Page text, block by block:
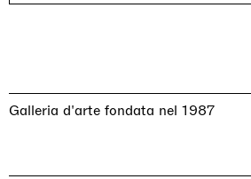
Galleria d'arte fondata nel 1987